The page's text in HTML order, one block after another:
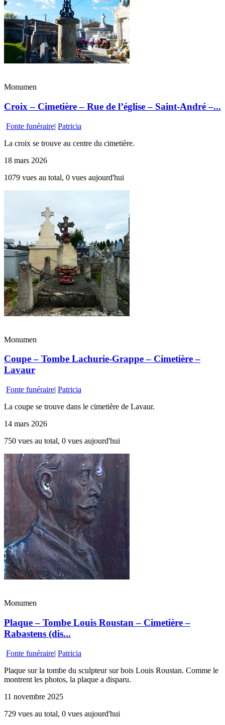
Monumen
Croix – Cimetière – Rue de l’église – Saint-André –...
Fonte funéraire| Patricia
La croix se trouve au centre du cimetière.
18 mars 2026
1079 vues au total, 0 vues aujourd'hui
Monumen
Coupe – Tombe Lachurie-Grappe – Cimetière –
Lavaur
Fonte funéraire| Patricia
La coupe se trouve dans le cimetière de Lavaur.
14 mars 2026
750 vues au total, 0 vues aujourd'hui
Monumen
Plaque – Tombe Louis Roustan – Cimetière –
Rabastens (dis...
Fonte funéraire| Patricia
Plaque sur la tombe du sculpteur sur bois Louis Roustan. Comme le
montrent les photos, la plaque a disparu.
11 novembre 2025
729 vues au total, 0 vues aujourd'hui